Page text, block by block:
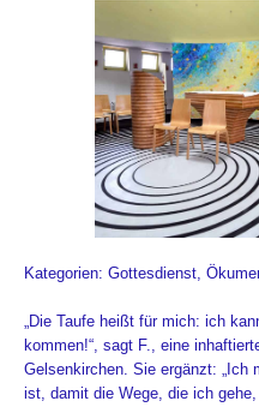
Kategorien: Gottesdienst,
„Die Taufe heißt für mich: ich
kommen!“, sagt F., eine
Gelsenkirchen. Sie ergänzt: „Ich
ist, damit die Wege, die ich